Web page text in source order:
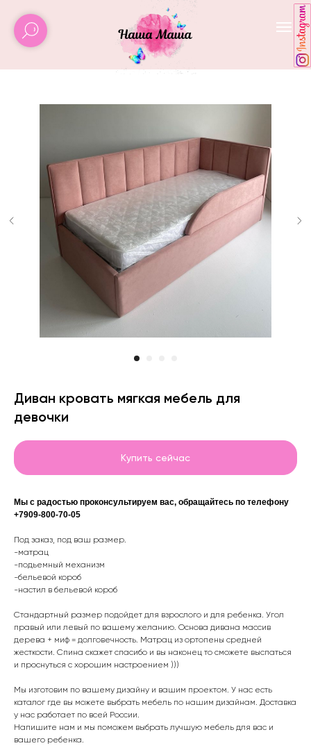
Диван кровать мягкая мебель для
девочки
Купить сейчас
Мы с радостью проконсультируем вас, обращайтесь по телефону
+7909-800-70-05
Под заказ, под ваш размер.
-матрац
-подьемный механизм
-бельевой короб
-настил в бельевой короб
Стандартный размер подойдет для взрослого и для ребенка. Угол
правый или левый по вашему желанию. Основа дивана массив
дерева + миф = долговечность. Матрац из ортопены средней
жесткости. Спина скажет спасибо и вы наконец то сможете выспаться
и проснуться с хорошим настроением )))
Мы изготовим по вашему дизайну и вашим проектом. У нас есть
каталог где вы можете выбрать мебель по нашим дизайнам. Доставка
у нас работает по всей России.
Напишите нам и мы поможем выбрать лучшую мебель для вас и
вашего ребенка.